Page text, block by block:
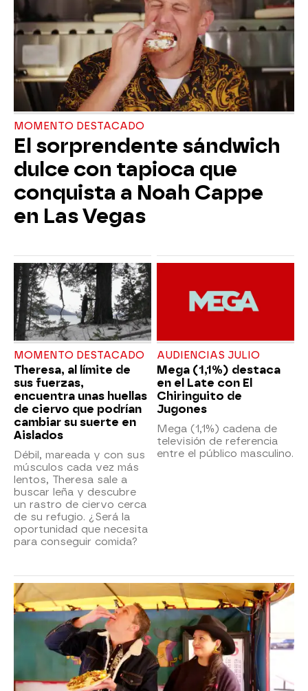
MOMENTO DESTACADO
El sorprendente sándwich
dulce con tapioca que
conquista a Noah Cappe
en Las Vegas
MOMENTO DESTACADO
Theresa, al límite de
sus fuerzas,
encuentra unas huellas
de ciervo que podrían
cambiar su suerte en
Aislados
Débil, mareada y con sus
músculos cada vez más
lentos, Theresa sale a
buscar leña y descubre
un rastro de ciervo cerca
de su refugio. ¿Será la
oportunidad que necesita
para conseguir comida?
AUDIENCIAS JULIO
Mega (1,1%) destaca
en el Late con El
Chiringuito de
Jugones
Mega (1,1%) cadena de
televisión de referencia
entre el público masculino.